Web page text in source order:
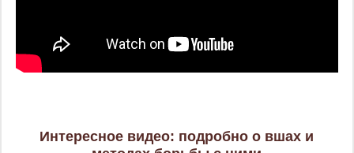
Интересное видео: подробно о вшах и